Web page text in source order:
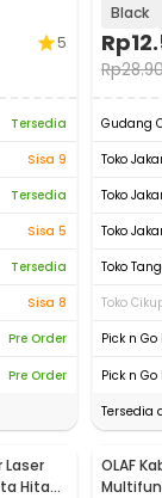
5
Tersedia
Sisa 9
Tersedia
Sisa 5
Tersedia
Sisa 8
Pre Order
Pre Order
Black
Rp
Rp
Gudang
Toko
Toko
Toko
Toko
Toko
Pick n Go
Pick n Go
Tersedia
Laser
Hitam
OLAF